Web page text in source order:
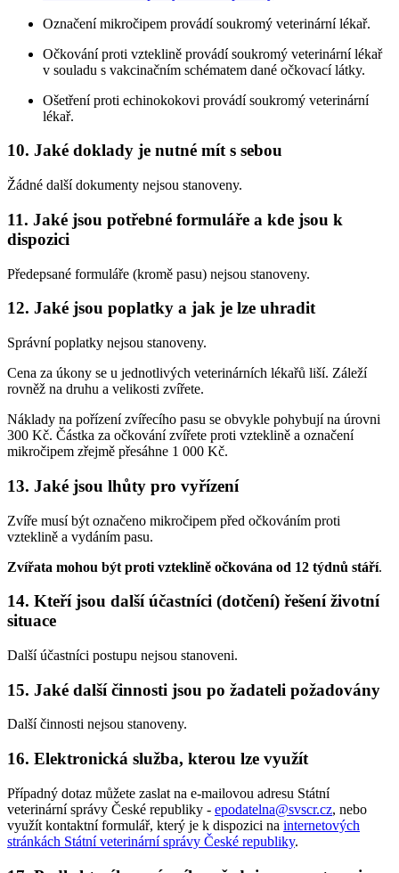
Označení mikročipem provádí soukromý veterinární lékař.
Očkování proti vzteklině provádí soukromý veterinární lékař
v souladu s vakcinačním schématem dané očkovací látky.
Ošetření proti echinokokovi provádí soukromý veterinární
lékař.
10. Jaké doklady je nutné mít s sebou
Žádné další dokumenty nejsou stanoveny.
11. Jaké jsou potřebné formuláře a kde jsou k
dispozici
Předepsané formuláře (kromě pasu) nejsou stanoveny.
12. Jaké jsou poplatky a jak je lze uhradit
Správní poplatky nejsou stanoveny.
Cena za úkony se u jednotlivých veterinárních lékařů liší. Záleží
rovněž na druhu a velikosti zvířete.
Náklady na pořízení zvířecího pasu se obvykle pohybují na úrovni
300 Kč. Částka za očkování zvířete proti vzteklině a označení
mikročipem zřejmě přesáhne 1 000 Kč.
13. Jaké jsou lhůty pro vyřízení
Zvíře musí být označeno mikročipem před očkováním proti
vzteklině a vydáním pasu.
Zvířata mohou být proti vzteklině očkována od 12 týdnů stáří.
14. Kteří jsou další účastníci (dotčení) řešení životní
situace
Další účastníci postupu nejsou stanoveni.
15. Jaké další činnosti jsou po žadateli požadovány
Další činnosti nejsou stanoveny.
16. Elektronická služba, kterou lze využít
Případný dotaz můžete zaslat na e-mailovou adresu Státní
veterinární správy České republiky - epodatelna@svscr.cz, nebo
využít kontaktní formulář, který je k dispozici na internetových
stránkách Státní veterinární správy České republiky.